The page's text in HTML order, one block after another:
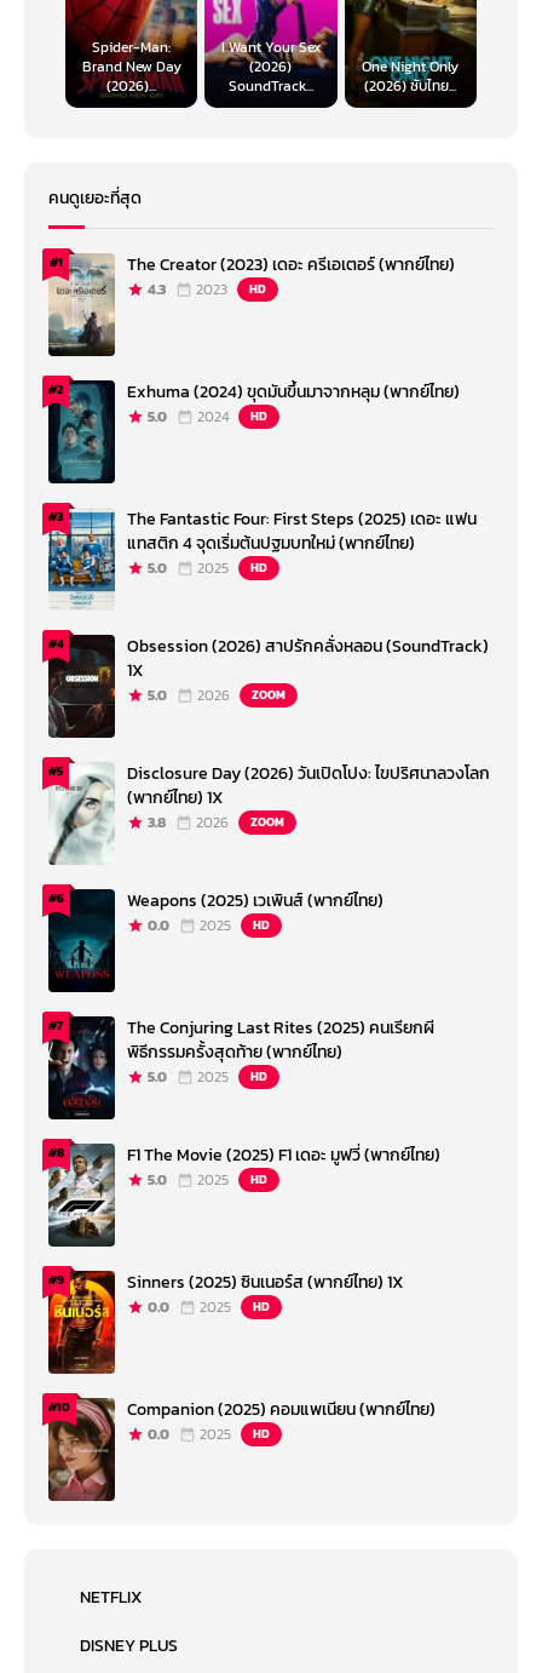
Spider-Man:
Brand New Day
(2026)...
I Want Your Sex
(2026)
SoundTrack...
One Night Only
(2026) ซับไทย...
คนดูเยอะที่สุด
#1 The Creator (2023) เดอะ ครีเอเตอร์ (พากย์ไทย)
4.3 2023 HD
#2 Exhuma (2024) ขุดมันขึ้นมาจากหลุม (พากย์ไทย)
5.0 2024 HD
#3
The Fantastic Four: First Steps (2025) เดอะ แฟน
แทสติก 4 จุดเริ่มต้นปฐมบทใหม่ (พากย์ไทย)
5.0 2025 HD
#4
Obsession (2026) สาปรักคลั่งหลอน (SoundTrack)
1X
5.0 2026 ZOOM
#5
Disclosure Day (2026) วันเปิดโปง: ไขปริศนาลวงโลก
(พากย์ไทย) 1X
3.8 2026 ZOOM
#6 Weapons (2025) เวเพินส์ (พากย์ไทย)
0.0 2025 HD
#7
The Conjuring Last Rites (2025) คนเรียกผี
พิธีกรรมครั้งสุดท้าย (พากย์ไทย)
5.0 2025 HD
#8 F1 The Movie (2025) F1 เดอะ มูฟวี่ (พากย์ไทย)
5.0 2025 HD
#9 Sinners (2025) ซินเนอร์ส (พากย์ไทย) 1X
0.0 2025 HD
#10 Companion (2025) คอมแพเนียน (พากย์ไทย)
0.0 2025 HD
NETFLIX
DISNEY PLUS